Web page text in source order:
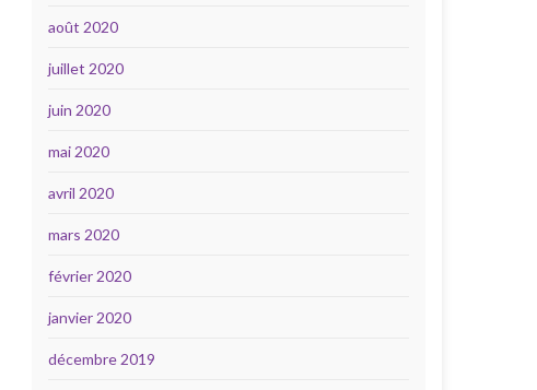
août 2020
juillet 2020
juin 2020
mai 2020
avril 2020
mars 2020
février 2020
janvier 2020
décembre 2019